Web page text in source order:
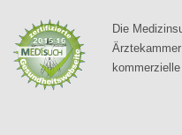
Die